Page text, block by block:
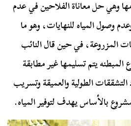
وهي حل معاناة الفلاحين في عدم
وصول المياه للنهايات، وهو ما
المزروعة، في حين قال النائب
المبطنه يتم تسليمها غير مطابقة
الطولية والعميقة وتسريب
بالأساس يهدف لتوفير المياه.